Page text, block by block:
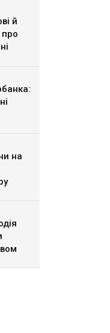
й
про
на